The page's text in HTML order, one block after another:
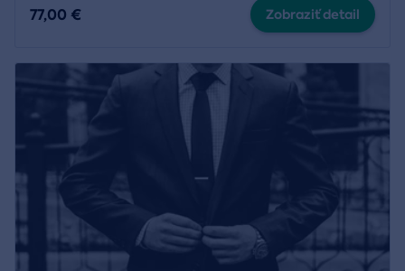
77,00 € Zobraziť detail